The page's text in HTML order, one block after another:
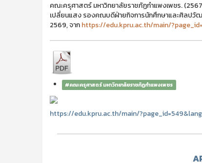
คณะครุศาสตร์ มหาวิทยาลัยราชภัฏกำแพงเพชร.
เปลี่ยนแสง รองคณบดีฝ่ายกิจการนักศึกษาและศิลปวั
2569, จากhttps://edu.kpru.ac.th/main/
#คณะครุศาสตร์ มหาวิทยาลัยราชภัฏกำแพงเพชร
https://edu.kpru.ac.th/main/